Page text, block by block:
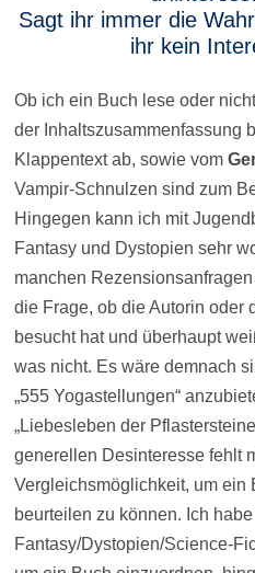
Sagt ihr immer die
ihr kein
Ob ich ein Buch lese oder
der Inhaltszusammenfassung
Klappentext ab, sowie vom
Vampir-Schnulzen sind zum
Hingegen kann ich mit
Fantasy und Dystopien sehr
manchen
die Frage, ob die Autorin oder
besucht hat und überhaupt
was nicht. Es wäre demnach
„555 Yogastellungen“
„Liebesleben der
generellen Desinteresse fehlt
Vergleichsmöglichkeit, um ein
beurteilen zu können. Ich
Fantasy/Dystopien/Science-